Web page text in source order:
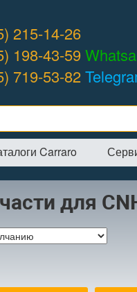
215-14-26
198-43-59
719-53-82
Carraro
→Интернет-магазин →
для